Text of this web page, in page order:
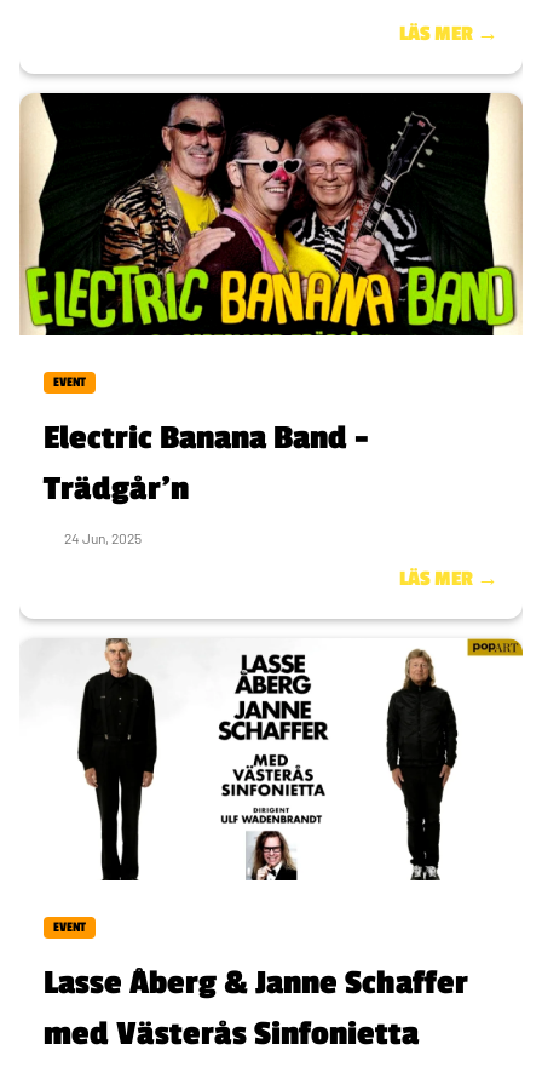
LÄS MER →
EVENT
Electric Banana Band -
Trädgår’n
24 Jun, 2025
LÄS MER →
EVENT
Lasse Åberg & Janne Schaffer
med Västerås Sinfonietta